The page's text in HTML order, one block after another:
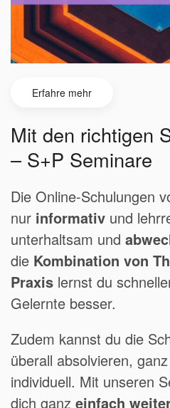
Erfahre mehr
Mit den richtigen
– S+P Seminare
Die Online-Schulungen
nur informativ und
unterhaltsam und
die Kombination von
Praxis lernst du
Gelernte besser.
Zudem kannst du die
überall absolvieren,
individuell. Mit unseren
dich ganz einfach